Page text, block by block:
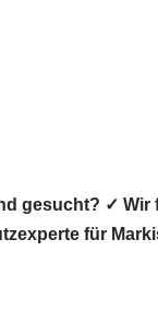
gesucht? ✓ Wir
für